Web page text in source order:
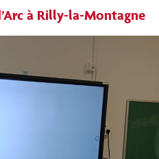
à Rilly-la-Montagne